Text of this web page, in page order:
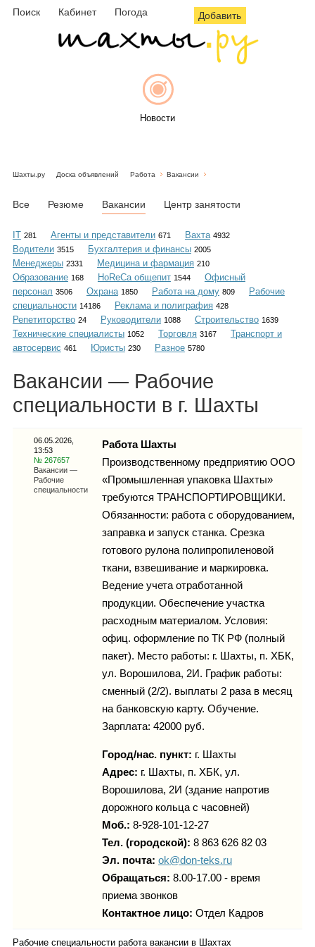
Поиск Кабинет Погода Добавить
Новости
Объявления
Каталог
Инфо
Карты
Фотогалерея
Шахты.ру Доска объявлений Работа Вакансии
Все Резюме Вакансии Центр занятости
IT 281 Агенты и представители 671 Вахта 4932
Водители 3515 Бухгалтерия и финансы 2005
Менеджеры 2331 Медицина и фармация 210
Образование 168 HoReCa общепит 1544
Офисный
персонал 3506 Охрана 1850 Работа на дому 809
Рабочие
специальности 14186 Реклама и полиграфия 428
Репетиторство 24 Руководители 1088 Строительство 1639
Технические специалисты 1052 Торговля 3167
Транспорт и
автосервис 461 Юристы 230 Разное 5780
Вакансии — Рабочие
специальности в г. Шахты
06.05.2026,
13:53
№ 267657
Вакансии —
Рабочие
специальности
Работа Шахты
Производственному предприятию ООО
«Промышленная упаковка Шахты»
требуются ТРАНСПОРТИРОВЩИКИ.
Обязанности: работа с оборудованием,
заправка и запуск станка. Срезка
готового рулона полипропиленовой
ткани, взвешивание и маркировка.
Ведение учета отработанной
продукции. Обеспечение участка
расходным материалом. Условия:
офиц. оформление по ТК РФ (полный
пакет). Место работы: г. Шахты, п. ХБК,
ул. Ворошилова, 2И. График работы:
сменный (2/2). выплаты 2 раза в месяц
на банковскую карту. Обучение.
Зарплата: 42000 руб.
Город/нас. пункт: г. Шахты
Адрес: г. Шахты, п. ХБК, ул.
Ворошилова, 2И (здание напротив
дорожного кольца с часовней)
Моб.: 8-928-101-12-27
Тел. (городской): 8 863 626 82 03
Эл. почта: ok@don-teks.ru
Обращаться: 8.00-17.00 - время
приема звонков
Контактное лицо: Отдел Кадров
Рабочие специальности работа вакансии в Шахтах